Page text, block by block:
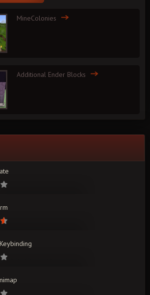
MineColonies
Additional Ender Blocks